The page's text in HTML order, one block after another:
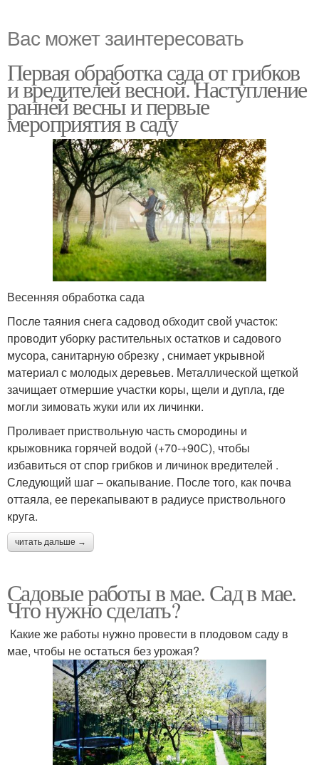
Вас может заинтересовать
Первая обработка сада от грибков
и вредителей весной. Наступление
ранней весны и первые
мероприятия в саду
Весенняя обработка сада
После таяния снега садовод обходит свой участок:
проводит уборку растительных остатков и садового
мусора, санитарную обрезку , снимает укрывной
материал с молодых деревьев. Металлической щеткой
зачищает отмершие участки коры, щели и дупла, где
могли зимовать жуки или их личинки.
Проливает приствольную часть смородины и
крыжовника горячей водой (+70-+90С), чтобы
избавиться от спор грибков и личинок вредителей .
Следующий шаг – окапывание. После того, как почва
оттаяла, ее перекапывают в радиусе приствольного
круга.
читать дальше →
Садовые работы в мае. Сад в мае.
Что нужно сделать?
Какие же работы нужно провести в плодовом саду в
мае, чтобы не остаться без урожая?